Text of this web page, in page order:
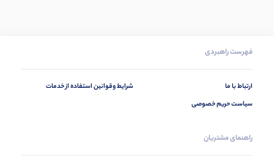
فهرست راهبردی
ارتباط با ما
سیاست حریم خصوصی
شرایط وقوانین استفاده از خدمات
راهنمای مشتریان